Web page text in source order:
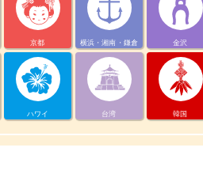
京都 横浜・湘南・鎌倉 金沢
ハワイ 台湾 韓国